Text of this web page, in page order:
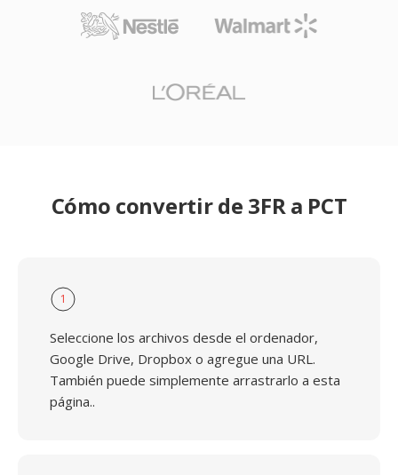
Cómo convertir de 3FR a PCT
1
Seleccione los archivos desde el ordenador,
Google Drive, Dropbox o agregue una URL.
También puede simplemente arrastrarlo a esta
página..